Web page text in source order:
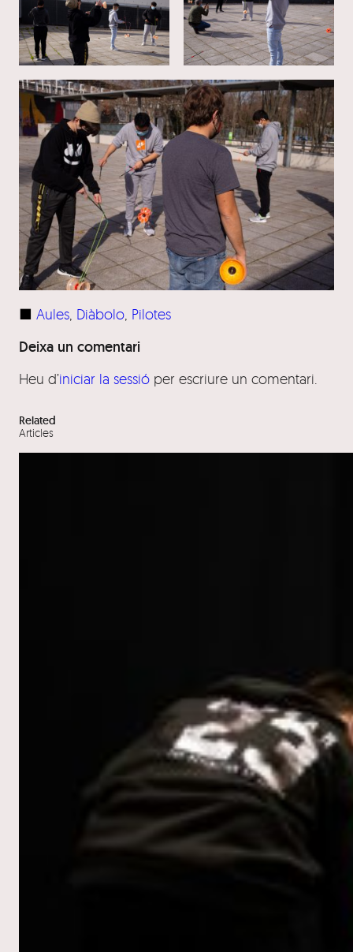
■ Aules Diàbolo Pilotes
Deixa un comentari
Heu d’iniciar la sessió per escriure un comentari.
Related
Articles